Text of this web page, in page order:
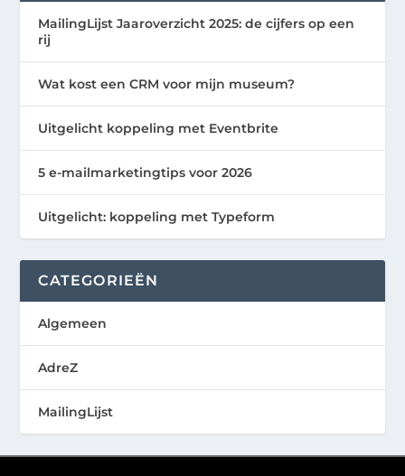
MailingLijst Jaaroverzicht 2025: de cijfers op een
rij
Wat kost een CRM voor mijn museum?
Uitgelicht koppeling met Eventbrite
5 e-mailmarketingtips voor 2026
Uitgelicht: koppeling met Typeform
CATEGORIEËN
Algemeen
AdreZ
MailingLijst